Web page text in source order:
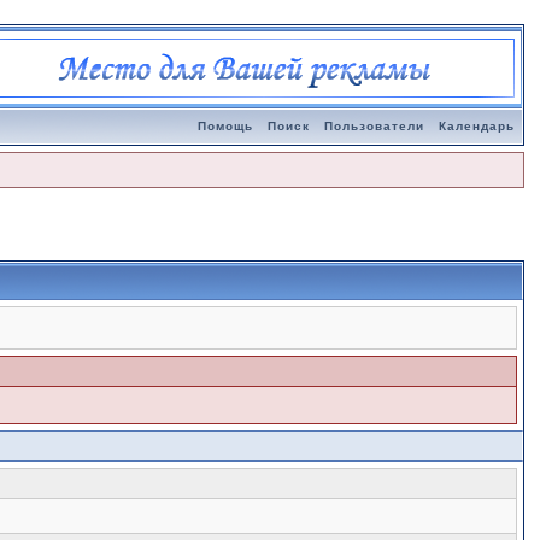
Помощь Поиск Пользователи Календарь